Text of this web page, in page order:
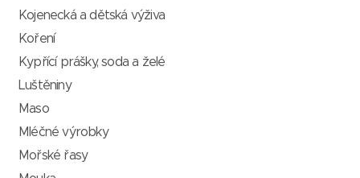
Kojenecká a dětská výživa
Koření
Kypřící prášky, soda a želé
Luštěniny
Maso
Mléčné výrobky
Mořské řasy